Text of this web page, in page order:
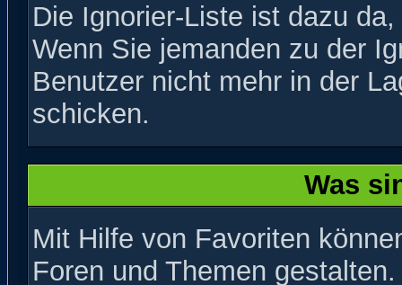
Die Ignorier-Liste ist dazu
Wenn Sie jemanden zu der
Benutzer nicht mehr in der
schicken.
Was
Mit Hilfe von Favoriten
Foren und Themen